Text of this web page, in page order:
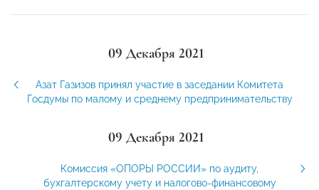
09 Декабря 2021
Азат Газизов принял участие в заседании Комитета
Госдумы по малому и среднему предпринимательству
09 Декабря 2021
Комиссия «ОПОРЫ РОССИИ» по аудиту,
бухгалтерскому учету и налогово-финансовому